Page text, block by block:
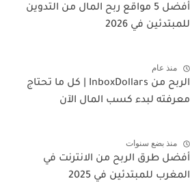
أفضل 5 مواقع ربح المال من التدوين
للمبتدئين في 2026
منذ عام
الربح من InboxDollars | كل ما تحتاج
معرفته لبدء كسب المال الآن
منذ بضع سنوات
أفضل طرق الربح من الانترنت في
المغرب للمبتدئين في 2025